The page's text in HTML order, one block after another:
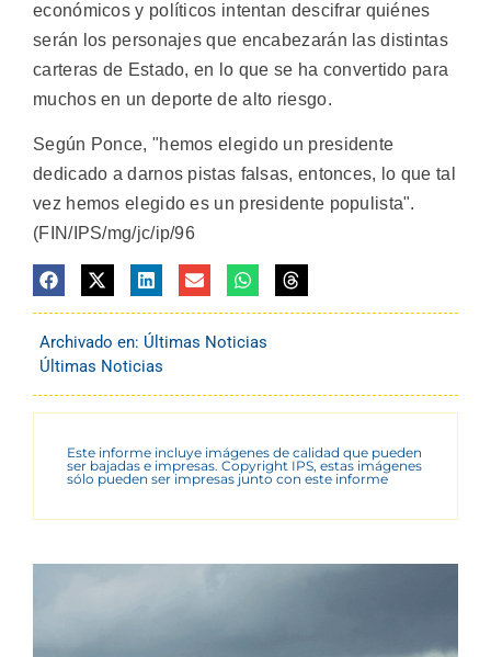
económicos y políticos intentan descifrar quiénes
serán los personajes que encabezarán las distintas
carteras de Estado, en lo que se ha convertido para
muchos en un deporte de alto riesgo.
Según Ponce, "hemos elegido un presidente
dedicado a darnos pistas falsas, entonces, lo que tal
vez hemos elegido es un presidente populista".
(FIN/IPS/mg/jc/ip/96
Archivado en: Últimas Noticias
Últimas Noticias
Este informe incluye imágenes de calidad que pueden
ser bajadas e impresas. Copyright IPS, estas imágenes
sólo pueden ser impresas junto con este informe